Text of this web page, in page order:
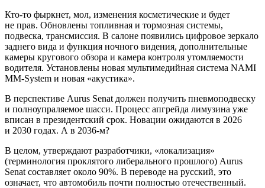
Кто-то фыркнет, мол, изменения косметические и будет
не прав. Обновлены топливная и тормозная системы,
подвеска, трансмиссия. В салоне появились цифровое зеркало
заднего вида и функция ночного видения, дополнительные
камеры кругового обзора и камера контроля утомляемости
водителя. Установлены новая мультимедийная система NAMI
MM-System и новая «акустика».
В перспективе Aurus Senat должен получить пневмоподвеску
и полноупраляемое шасси. Процесс апгрейда лимузина уже
вписан в президентский срок. Новации ожидаются в 2026
и 2030 годах. А в 2036-м?
В целом, утверждают разработчики, «локализация»
(терминология проклятого либерального прошлого) Aurus
Senat составляет около 90%. В переводе на русский, это
означает, что автомобиль почти полностью отечественный.